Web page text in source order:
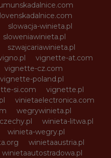
slowacja-winieta.pl
sloweniawinieta.pl
szwajcariawinieta.pl
vignette-at.com
vignette-cz.com
vignette-poland.pl
si.com
vignette.pl
vinietaelectronica.com
wegrywinieta.pl
winieta-litwa.pl
winieta-wegry.pl
winietaaustria.pl
winietaautostradowa.pl